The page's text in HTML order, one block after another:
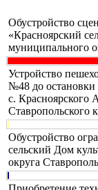
Обустройство
«Красноярский
муниципального
Устройство
№48 до остановки
с. Красноярского
Ставропольского
Обустройство
сельский Дом
округа